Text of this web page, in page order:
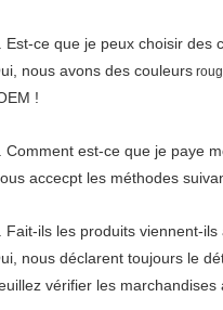
Est-ce que je peux choisir des
nous avons des couleurs
!
Comment est-ce que je paye
accecpt les méthodes
Fait-ils les produits viennent-
nous déclarent toujours le
vérifier les